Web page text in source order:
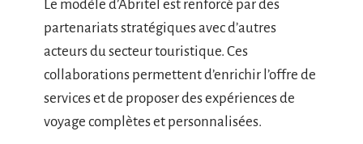
Le modèle d’Abritel est renforcé par des
partenariats stratégiques avec d’autres
acteurs du secteur touristique. Ces
collaborations permettent d’enrichir l’offre de
services et de proposer des expériences de
voyage complètes et personnalisées.